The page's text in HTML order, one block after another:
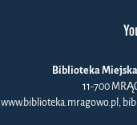
Biblioteka Miejska
11-700
www.biblioteka.mragowo.pl,